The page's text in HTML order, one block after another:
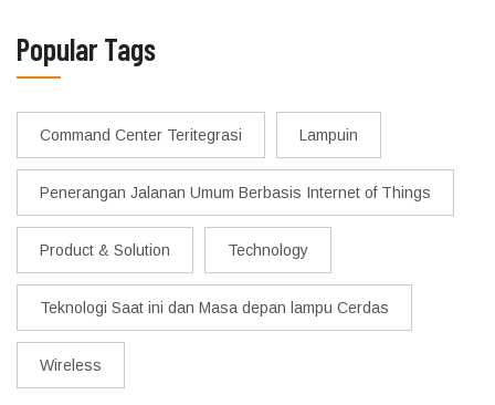
Popular Tags
Command Center Teritegrasi Lampuin
Penerangan Jalanan Umum Berbasis Internet of Things
Product & Solution Technology
Teknologi Saat ini dan Masa depan lampu Cerdas
Wireless